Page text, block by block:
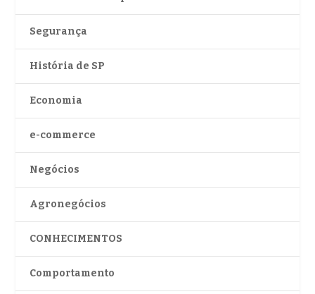
Segurança
História de SP
Economia
e-commerce
Negócios
Agronegócios
CONHECIMENTOS
Comportamento